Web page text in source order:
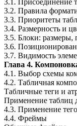
3.2. Правила
3.3. Приоритеты
3.4. Размерность и
3.5. Блоки:
3.6.
3.7. Видимость
Глава 4.
4.1. Выбор схемы
4.2. Табличная
Табличные теги и
Применение таблиц
4.3. Применение
4.4. Фреймы